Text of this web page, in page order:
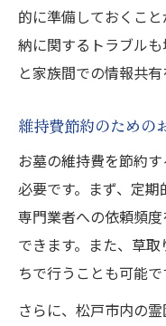
的に準備しておくこ
納に関するトラブル
と家族間での情報共有
維持費節約のための
お墓の維持費を節約
必要です。まず、定期
専門業者への依頼頻
できます。また、草
ちで行うことも可能で
さらに、松戸市内の